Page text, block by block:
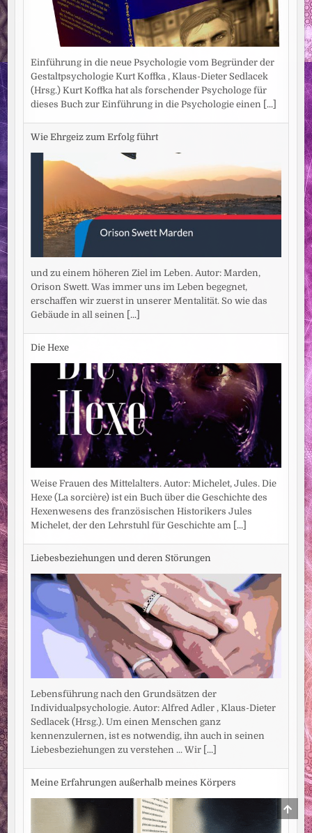
Einführung in die neue Psychologie vom Begründer der
Gestaltpsychologie Kurt Koffka , Klaus-Dieter Sedlacek
(Hrsg.) Kurt Koffka hat als forschender Psychologe für
dieses Buch zur Einführung in die Psychologie einen
[...]
Wie Ehrgeiz zum Erfolg führt
und zu einem höheren Ziel im Leben. Autor: Marden,
Orison Swett. Was immer uns im Leben begegnet,
erschaffen wir zuerst in unserer Mentalität. So wie das
Gebäude in all seinen
[...]
Die Hexe
Weise Frauen des Mittelalters. Autor: Michelet, Jules. Die
Hexe (La sorcière) ist ein Buch über die Geschichte des
Hexenwesens des französischen Historikers Jules
Michelet, der den Lehrstuhl für Geschichte am
[...]
Liebesbeziehungen und deren Störungen
Lebensführung nach den Grundsätzen der
Individualpsychologie. Autor: Alfred Adler , Klaus-Dieter
Sedlacek (Hrsg.). Um einen Menschen ganz
kennenzulernen, ist es notwendig, ihn auch in seinen
Liebesbeziehungen zu verstehen ... Wir [...]
Meine Erfahrungen außerhalb meines Körpers
TO
TOP